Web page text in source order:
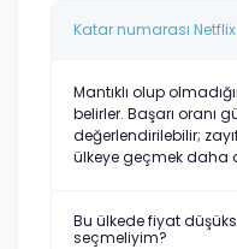
Katar numarası Netflix
Mantıklı olup
belirler. Başarı oranı
değerlendirilebilir;
ülkeye geçmek daha
Bu ülkede fiyat
seçmeliyim?